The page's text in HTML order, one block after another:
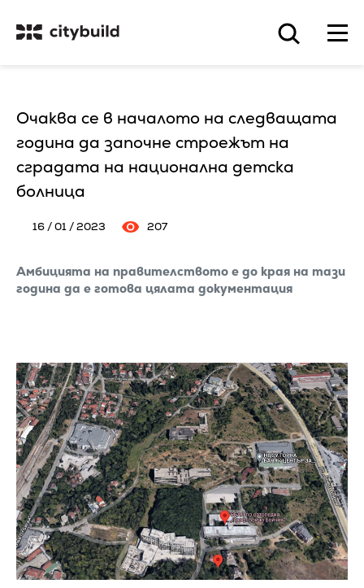
Очаква се в началото на следващата
година да започне строежът на
сградата на национална детска
болница
16 / 01 / 2023 207
Амбицията на правителството е до края на тази
година да е готова цялата документация